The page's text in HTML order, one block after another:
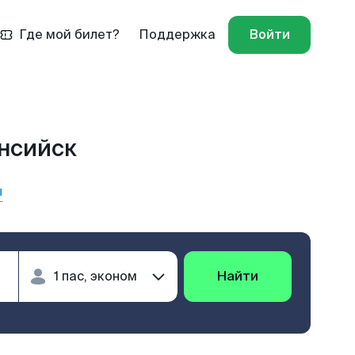
Где мой билет? Поддержка Войти
Найти